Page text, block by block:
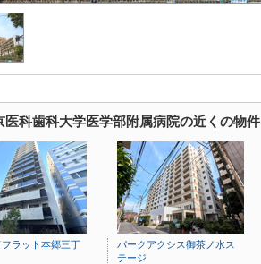
医科歯科大学医学部附属病院の近くの物件
フラット本郷三丁
パークアクシス御茶ノ水ス
テージ